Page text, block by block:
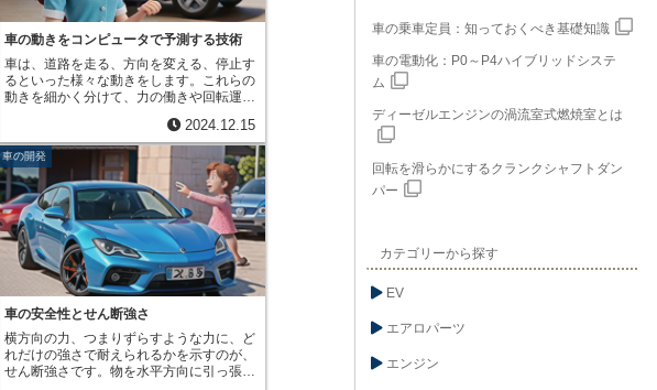
車の動きをコンピュータで予測する技術
車は、道路を走る、方向を変える、停止す
るといった様々な動きをします。これらの
動きを細かく分けて、力の働きや回転運動
動解析です。動解析を使えば、実際に車を
作る前に様々な状況を想定した車の動きを
予測することができます。車は多くの部品
が組み合わさってできています。それぞれ
の部品は大きさや重さ、材質が異なり、そ
れらが複雑に影響し合って車の動きが決ま
ります。動解析では、一つ一つの部品の特
性を細かく設定し、互いの力の伝わり方や
回転運動を計算することで、現実世界に近
い動きを再現します。この技術は、車の開
発段階で非常に役立ちます。例えば、新し
い車を設計する際に、衝突の安全性を確か
める衝突安全試験を何度も行うのは、費用
も時間もかかります。しかし、動解析を使
えば、コンピュータ上で様々な衝突状況を
再現し、安全性を評価することができま
2024.12.15
車の開発
車の安全性とせん断強さ
横方向の力、つまりずらすような力に、ど
れだけの強さで耐えられるかを示すのが、
せん断強さです。物を水平方向に引っ張っ
車の乗車定員：知っておくべき基礎知識
車の電動化：P0～P4ハイブリッドシステ
ム
ディーゼルエンジンの渦流室式燃焼室とは
回転を滑らかにするクランクシャフトダン
パー
カテゴリーから探す
EV
エアロパーツ
エンジン